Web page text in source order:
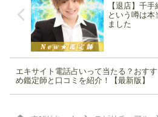
【退店】千
という噂は
ました
エキサイト電話占いって当たる？おすす
め鑑定師と口コミを紹介！【最新版】